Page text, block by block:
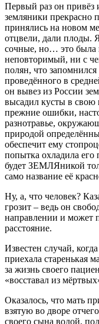
Первый раз он привёз
земляники прекрасно
принялись на новом
отцвели, дали плоды.
сочные, но… это была
неповторимый, ни с
полян, что
проведённого в
он вывез из России
высадил кусты в свою
прежние ошибки,
разнотравье,
природой
обеспечит ему
попытка охладила
будет ЗЕМЛЯникой
само название её
Ну, а, что человек?
грозит – ведь он
направлении и может
расстояние.
Известен случай,
приехала старенькая
за жизнь своего
«восставал из
Оказалось, что мать
взятую во дворе
своего сына водой,